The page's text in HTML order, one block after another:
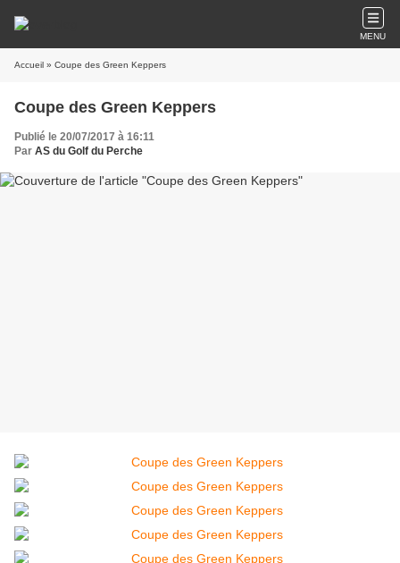
MENU
Accueil » Coupe des Green Keppers
Coupe des Green Keppers
Publié le 20/07/2017 à 16:11
Par AS du Golf du Perche